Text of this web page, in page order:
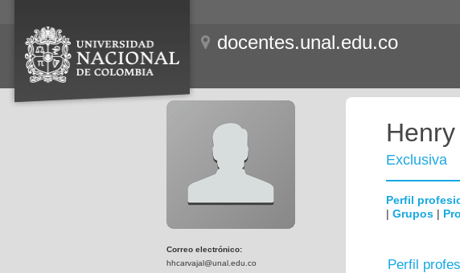
docentes.unal.edu.co
Correo electrónico:
hhcarvajal@unal.edu.co
Exclusiva
Perfil
| Grupos |
Perfil